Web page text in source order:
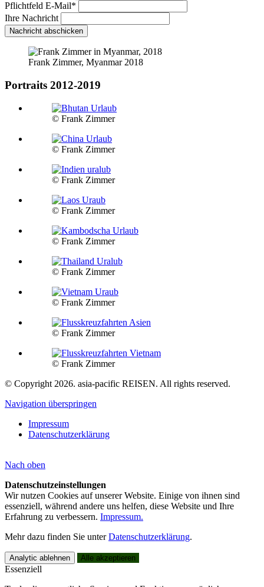
Pflichtfeld E-Mail*
Ihre Nachricht
Nachricht abschicken
Frank Zimmer, Myanmar 2018
Portraits 2012-2019
© Frank Zimmer
© Frank Zimmer
© Frank Zimmer
© Frank Zimmer
© Frank Zimmer
© Frank Zimmer
© Frank Zimmer
© Frank Zimmer
© Frank Zimmer
© Copyright 2026. asia-pacific REISEN. All rights reserved.
Navigation überspringen
Impressum
Datenschutzerklärung
Nach oben
Datenschutzeinstellungen
Wir nutzen Cookies auf unserer Website. Einige von ihnen sind
essenziell, während andere uns helfen, diese Website und Ihre
Erfahrung zu verbessern. Impressum.
Mehr dazu finden Sie unterDatenschutzerklärung.
Analytic ablehnen Alle akzeptieren
Essenziell